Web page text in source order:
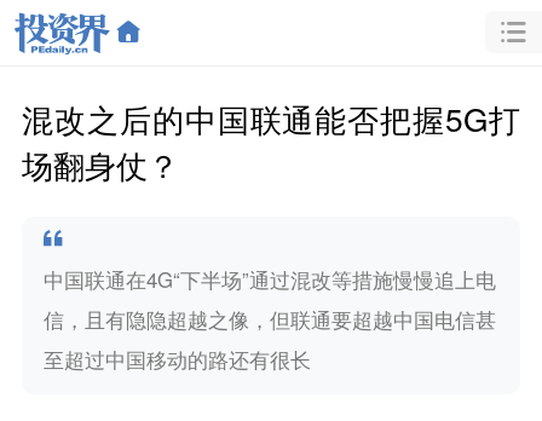
混改之后的中国联通能否把握5G打
场翻身仗？
中国联通在4G“下半场”通过混改等措施慢慢追上电
信，且有隐隐超越之像，但联通要超越中国电信甚
至超过中国移动的路还有很长